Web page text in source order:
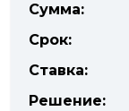
Сумма:
Срок:
Ставка:
Решение: